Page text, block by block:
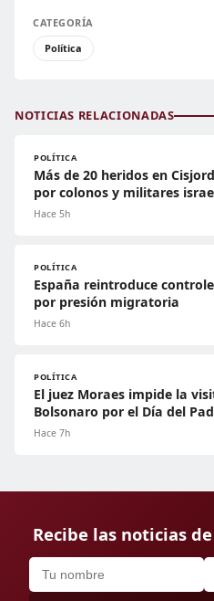
CATEGORÍA
Política
NOTICIAS RELACIONADAS
POLÍTICA
Más de 20 heridos en
por colonos y militares
Hace 5h
POLÍTICA
España reintroduce
por presión migratoria
Hace 6h
POLÍTICA
El juez Moraes impide la
Bolsonaro por el Día del
Hace 7h
Recibe las noticias